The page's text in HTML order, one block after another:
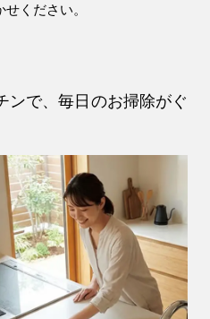
ください。
ンで、毎日のお掃除がぐ
ォーム・
ベーション